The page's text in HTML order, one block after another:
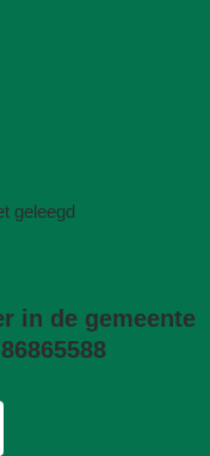
geleegd
in de gemeente